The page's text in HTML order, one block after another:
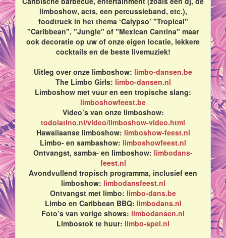
limboshow, acts, een percussieband, etc.),
foodtruck in het thema ‘Calypso’ "Tropical"
"Caribbean", "Jungle" of "Mexican Cantina" maar
ook decoratie op uw of onze eigen locatie, lekkere
cocktails en de beste livemuziek!
Uitleg over onze limboshow: limbo-dansen.be
The Limbo Girls: limbo-dansen.nl
Limboshow met vuur en een tropische slang:
limboshowfeest.be
Video’s van onze limboshow:
todolatino.nl/video/limboshow-video.html
Hawaiiaanse limboshow: limboshow-feest.nl
Limbo- en sambashow: limboshowfeest.nl
Ontvangst, samba- en limboshow: limbodans-
feest.nl
Avondvullend tropisch programma, inclusief een
limboshow: limbodansfeest.nl
Ontvangst met limbo: limbo-dans.be
Limbo en Caribbean BBQ: limbodans.nl
Foto’s van vorige shows: limbodansen.nl
Limbostok te huur: limbo-spel.nl